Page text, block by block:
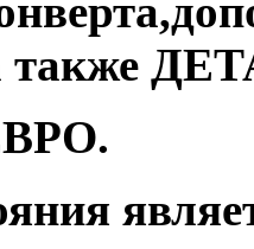
а также